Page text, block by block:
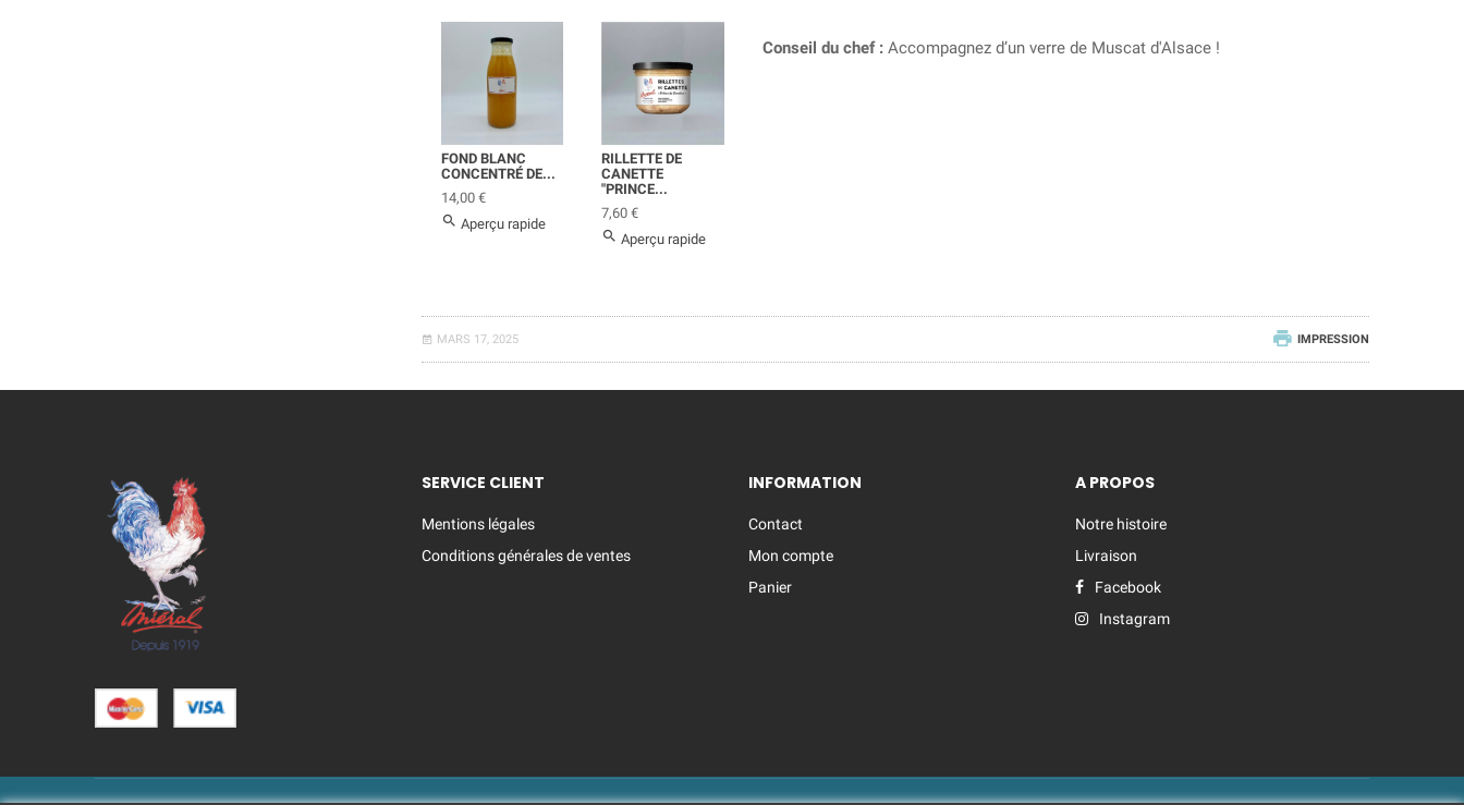
FOND BLANC
CONCENTRÉ DE...
Prix
14,00 €
 Aperçu rapide
RILLETTE DE
CANETTE
"PRINCE...
Prix
7,60 €
 Aperçu rapide
Conseil du chef : Accompagnez d’un verre de Muscat d'Alsace !
MARS 17, 2025 IMPRESSION
SERVICE CLIENT
Mentions légales
Conditions générales de ventes
INFORMATION
Contact
Mon compte
Panier
A PROPOS
Notre histoire
Livraison
Facebook
Instagram